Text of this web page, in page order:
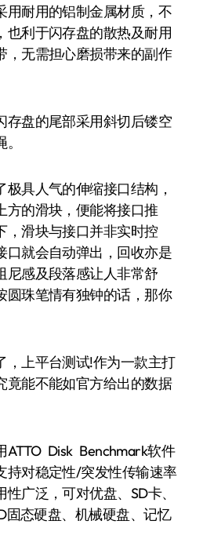
用耐用的铝制金属材质，不
也利于闪存盘的散热及耐用
，无需担心磨损带来的副作
盘的尾部采用斜切后镂空
具人气的伸缩接口结构，
方的滑块，便能将接口推
，滑块与接口并非实时控
口就会自动弹出，回收亦是
尼感及段落感让人非常舒
圆珠笔情有独钟的话，那你
上平台测试!作为一款主打
竟能不能如官方给出的数据
Disk Benchmark软件
持对稳定性/突发性传输速率
广泛，可对优盘、SD卡、
固态硬盘、机械硬盘、记忆